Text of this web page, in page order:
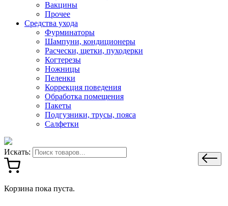
Вакцины
Прочее
Средства ухода
Фурминаторы
Шампуни, кондиционеры
Расчески, щетки, пуходерки
Когтерезы
Ножницы
Пеленки
Коррекция поведения
Обработка помещения
Пакеты
Подгузники, трусы, пояса
Салфетки
Искать:
Корзина пока пуста.